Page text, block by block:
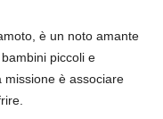
è un noto amante
piccoli e
missione è associare